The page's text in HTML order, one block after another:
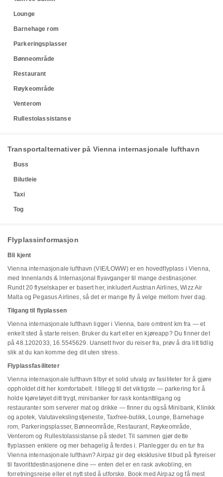
Lounge
Barnehage rom
Parkeringsplasser
Bønneområde
Restaurant
Røykeområde
Venterom
Rullestolassistanse
Transportalternativer på Vienna internasjonale lufthavn
Buss
Bilutleie
Taxi
Tog
Flyplassinformasjon
Bli kjent
Vienna internasjonale lufthavn (VIE/LOWW) er en hovedflyplass i Vienna,
med Innenlands & Internasjonal flyavganger til mange destinasjoner.
Rundt 20 flyselskaper er basert her, inkludert Austrian Airlines, Wizz Air
Malta og Pegasus Airlines, så det er mange fly å velge mellom hver dag.
Tilgang til flyplassen
Vienna internasjonale lufthavn ligger i Vienna, bare omtrent km fra — et
enkelt sted å starte reisen. Bruker du kart eller en kjøreapp? Du finner det
på 48.1202033, 16.5545629. Uansett hvor du reiser fra, prøv å dra litt tidlig
slik at du kan komme deg dit uten stress.
Flyplassfasiliteter
Vienna internasjonale lufthavn tilbyr et solid utvalg av fasiliteter for å gjøre
oppholdet ditt her komfortabelt. I tillegg til det viktigste — parkering for å
holde kjøretøyet ditt trygt, minibanker for rask kontanttilgang og
restauranter som serverer mat og drikke — finner du også Minibank, Klinikk
og apotek, Valutavekslingstjeneste, Taxfree-butikk, Lounge, Barnehage
rom, Parkeringsplasser, Bønneområde, Restaurant, Røykeområde,
Venterom og Rullestolassistanse på stedet. Til sammen gjør dette
flyplassen enklere og mer behagelig å ferdes i. Planlegger du en tur fra
Vienna internasjonale lufthavn? Airpaz gir deg eksklusive tilbud på flyreiser
til favorittdestinasjonene dine — enten det er en rask avkobling, en
forretningsreise eller et nytt sted å utforske. Book med Airpaz og få mest